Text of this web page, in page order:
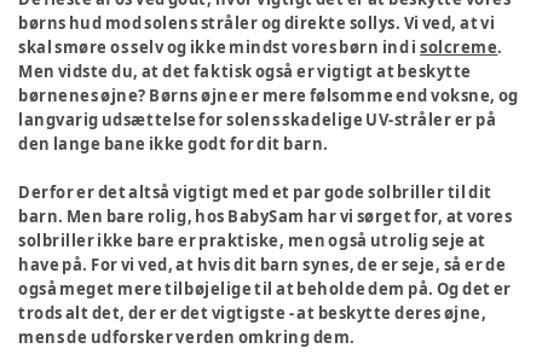
børns hud mod solens stråler og direkte sollys. Vi ved, at vi
skal smøre os selv og ikke mindst vores børn ind isolcreme.
Men vidste du, at det faktisk også er vigtigt at beskytte
børnenes øjne? Børns øjne er mere følsomme end voksne, og
langvarig udsættelse for solens skadelige UV-stråler er på
den lange bane ikke godt for dit barn.
Derfor er det altså vigtigt med et par gode solbriller til dit
barn. Men bare rolig, hos BabySam har vi sørget for, at vores
solbriller ikke bare er praktiske, men også utrolig seje at
have på. For vi ved, at hvis dit barn synes, de er seje, så er de
også meget mere tilbøjelige til at beholde dem på. Og det er
trods alt det, der er det vigtigste - at beskytte deres øjne,
mens de udforsker verden omkring dem.